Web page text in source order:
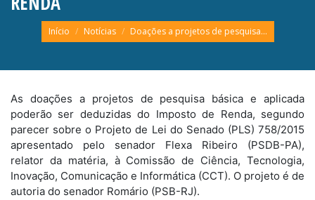
Você está aqui:
Início Notícias Doações a projetos de pesquisa…
As doações a projetos de pesquisa básica e aplicada
poderão ser deduzidas do Imposto de Renda, segundo
parecer sobre o Projeto de Lei do Senado (PLS) 758/2015
apresentado pelo senador Flexa Ribeiro (PSDB-PA),
relator da matéria, à Comissão de Ciência, Tecnologia,
Inovação, Comunicação e Informática (CCT). O projeto é de
autoria do senador Romário (PSB-RJ).